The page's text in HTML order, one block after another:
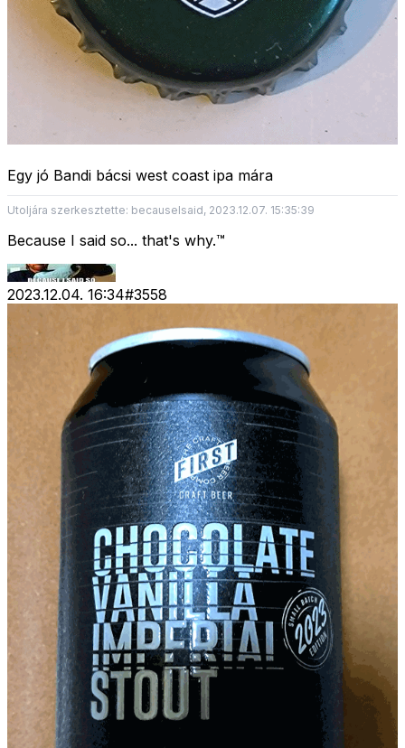
Egy jó Bandi bácsi west coast ipa mára
Utoljára szerkesztette: becauseIsaid, 2023.12.07. 15:35:39
Because I said so... that's why.™
2023.12.04. 16:34#3558